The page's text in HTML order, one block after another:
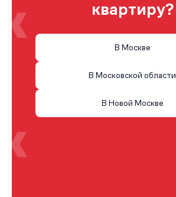
квартиру?
В Москве
В Московской области
В Новой Москве